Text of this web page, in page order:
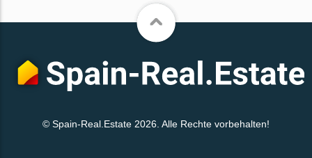
© Spain-Real.Estate 2026. Alle Rechte vorbehalten!